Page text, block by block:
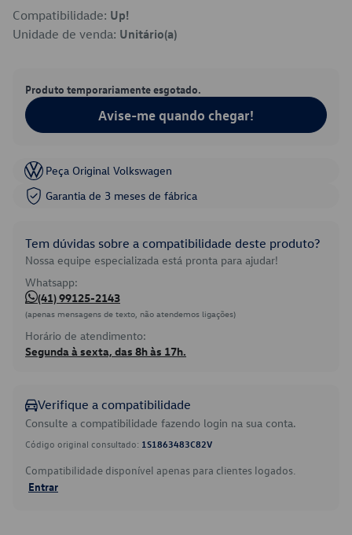
Compatibilidade: Up!
Unidade de venda: Unitário(a)
Produto temporariamente esgotado.
Avise-me quando chegar!
Peça Original Volkswagen
Garantia de 3 meses de fábrica
Tem dúvidas sobre a compatibilidade deste produto?
Nossa equipe especializada está pronta para ajudar!
Whatsapp:
(41) 99125-2143
(apenas mensagens de texto, não atendemos ligações)
Horário de atendimento:
Segunda à sexta, das 8h às 17h.
Verifique a compatibilidade
Consulte a compatibilidade fazendo login na sua conta.
Código original consultado: 1S1863483C82V
Compatibilidade disponível apenas para clientes logados.
Entrar